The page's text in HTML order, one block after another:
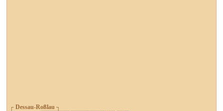
┌ Dessau-Roßlau ┐